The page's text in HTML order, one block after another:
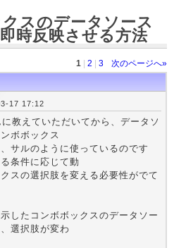
スのデータソース
時反映させる方法
1 2 3 次のページへ»
17 17:12
教えていただいてから、データソ
ボボックス
サルのように使っているのです
条件に応じて動
スの選択肢を変える必要性がでて
したコンボボックスのデータソー
選択肢が変わ